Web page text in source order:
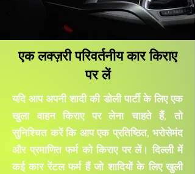
एक लक्ज़री परिवर्तनीय कार किराए
पर लें
यदि आप अपनी शादी की डोली पार्टी के लिए एक
खुला वाहन किराए पर लेना चाहते हैं, तो
सुनिश्चित करें कि आप एक प्रतिष्ठित, भरोसेमंद
और प्रमाणित फर्म को किराए पर लें। दिल्ली में
कई कार रेंटल फर्म हैं जो शादियों के लिए खुली